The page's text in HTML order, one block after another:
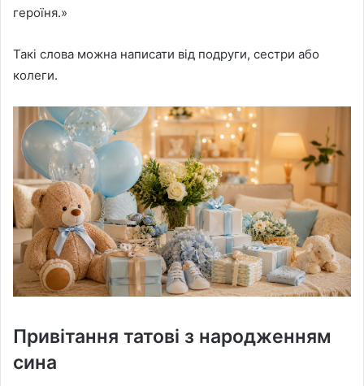
героїня.»
Такі слова можна написати від подруги, сестри або
колеги.
Привітання татові з народженням
сина